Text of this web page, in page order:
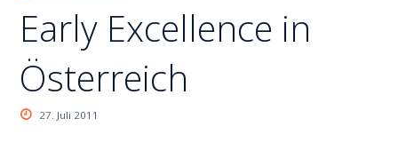
Early Excellence in
Österreich
27. Juli 2011